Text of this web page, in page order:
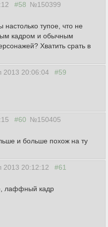
#58 №150399
тупое, что не
кадром и обычным
Хватить срать в
2013 20:06:04
#59
#60 №150405
и больше похож на ту
20:12:12
#61
лаффный кадр